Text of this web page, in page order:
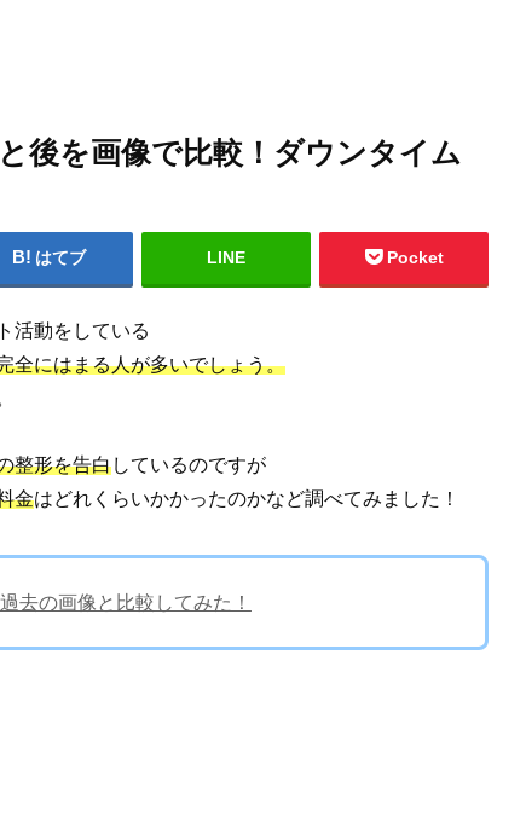
後を画像で比較！ダウンタイム
はてブ LINE Pocket
活動をしている
全にはまる人が多いでしょう。
整形を告白しているのですが
金はどれくらいかかったのかなど調べてみました！
去の画像と比較してみた！